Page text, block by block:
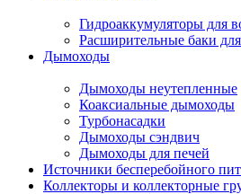
Гидроаккумуляторы для
Расширительные баки
Дымоходы
Дымоходы неутепленные
Коаксиальные дымоходы
Турбонасадки
Дымоходы сэндвич
Дымоходы для печей
Источники бесперебойного
Коллекторы и коллекторные